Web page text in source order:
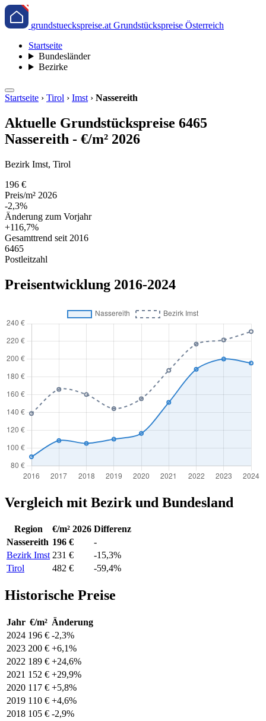
grundstueckspreise.at Grundstückspreise Österreich
Startseite
Bundesländer
Bezirke
Startseite › Tirol › Imst › Nassereith
Aktuelle Grundstückspreise 6465
Nassereith - €/m² 2026
Bezirk Imst, Tirol
196 €
Preis/m² 2026
-2,3%
Änderung zum Vorjahr
+116,7%
Gesamttrend seit 2016
6465
Postleitzahl
Preisentwicklung 2016-2024
Vergleich mit Bezirk und Bundesland
Region €/m² 2026 Differenz
Nassereith 196 €
-
Bezirk Imst 231 €
-15,3%
Tirol
482 € -59,4%
Historische Preise
Jahr €/m² Änderung
2024 196 € -2,3%
2023 200 € +6,1%
2022 189 € +24,6%
2021 152 € +29,9%
2020 117 € +5,8%
2019 110 € +4,6%
2018 105 € -2,9%